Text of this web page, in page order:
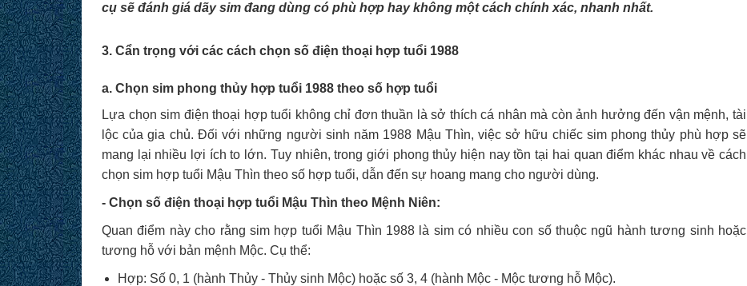
cụ sẽ đánh giá dãy sim đang dùng có phù hợp hay không một cách chính xác, nhanh nhất.
3. Cẩn trọng với các cách chọn số điện thoại hợp tuổi 1988
a. Chọn sim phong thủy hợp tuổi 1988 theo số hợp tuổi
Lựa chọn sim điện thoại hợp tuổi không chỉ đơn thuần là sở thích cá nhân mà còn ảnh hưởng đến vận mệnh, tài
lộc của gia chủ. Đối với những người sinh năm 1988 Mậu Thìn, việc sở hữu chiếc sim phong thủy phù hợp sẽ
mang lại nhiều lợi ích to lớn. Tuy nhiên, trong giới phong thủy hiện nay tồn tại hai quan điểm khác nhau về cách
chọn sim hợp tuổi Mậu Thìn theo số hợp tuổi, dẫn đến sự hoang mang cho người dùng.
- Chọn số điện thoại hợp tuổi Mậu Thìn theo Mệnh Niên:
Quan điểm này cho rằng sim hợp tuổi Mậu Thìn 1988 là sim có nhiều con số thuộc ngũ hành tương sinh hoặc
tương hỗ với bản mệnh Mộc. Cụ thể:
Hợp: Số 0, 1 (hành Thủy - Thủy sinh Mộc) hoặc số 3, 4 (hành Mộc - Mộc tương hỗ Mộc).